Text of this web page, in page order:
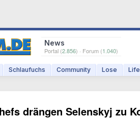
News
Portal (2.856) · Forum (1.040)
Schlaufuchs Community Lose
drängen Selenskyj zu